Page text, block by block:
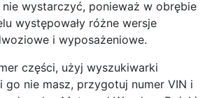
wystarczyć, ponieważ w obrębie
występowały różne wersje
i wyposażeniowe.
części, użyj wyszukiwarki
go nie masz, przygotuj numer VIN i